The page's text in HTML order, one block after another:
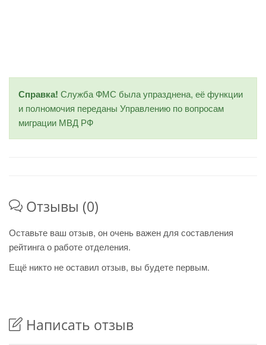
Справка! Служба ФМС была упразднена, её функции
и полномочия переданы Управлению по вопросам
миграции МВД РФ
Отзывы (0)
Оставьте ваш отзыв, он очень важен для составления
рейтинга о работе отделения.
Ещё никто не оставил отзыв, вы будете первым.
Написать отзыв